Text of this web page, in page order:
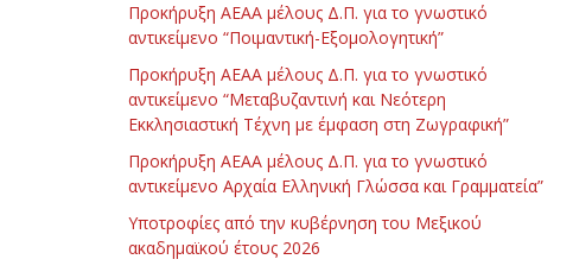
Προκήρυξη ΑΕΑΑ μέλους Δ.Π. για το γνωστικό
αντικείμενο “Ποιμαντική-Εξομολογητική”
Προκήρυξη ΑΕΑΑ μέλους Δ.Π. για το γνωστικό
αντικείμενο “Μεταβυζαντινή και Νεότερη
Εκκλησιαστική Τέχνη με έμφαση στη Ζωγραφική”
Προκήρυξη ΑΕΑΑ μέλους Δ.Π. για το γνωστικό
αντικείμενο Αρχαία Ελληνική Γλώσσα και Γραμματεία”
Υποτροφίες από την κυβέρνηση του Μεξικού
ακαδημαϊκού έτους 2026